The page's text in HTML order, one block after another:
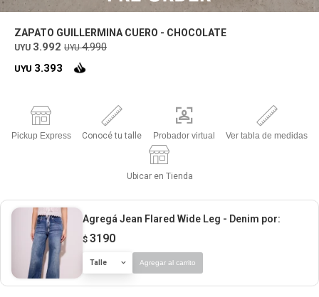
ZAPATO GUILLERMINA CUERO - CHOCOLATE
UYU 3.992 UYU 4.990
UYU 3.393
Pickup Express Conocé tu talle Probador virtual Ver tabla de medidas
Ubicar en Tienda
Agregá Jean Flared Wide Leg - Denim por:
$ 3190
Talle Agregar al carrito